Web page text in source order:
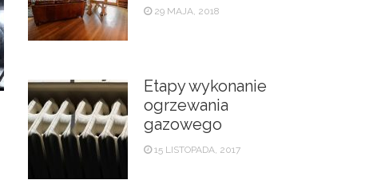
29 MAJA, 2018
Etapy wykonanie
ogrzewania
gazowego
15 LISTOPADA, 2017